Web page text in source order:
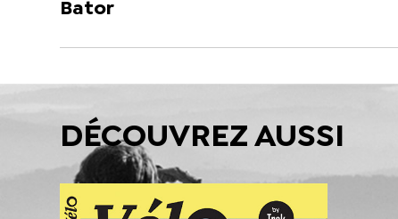
Bator
DÉCOUVREZ AUSSI